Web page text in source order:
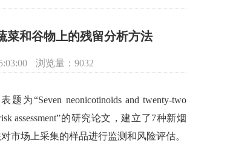
菜和谷物上的残留分析方法
浏览量： 9032
“Seven neonicotinoids and twenty-two
assessment”的研究论文，建立了7种新烟
市场上采集的样品进行监测和风险评估。